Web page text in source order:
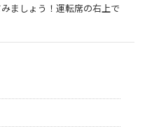
ましょう！運転席の右上で